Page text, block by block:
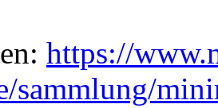
https://
sammlung/